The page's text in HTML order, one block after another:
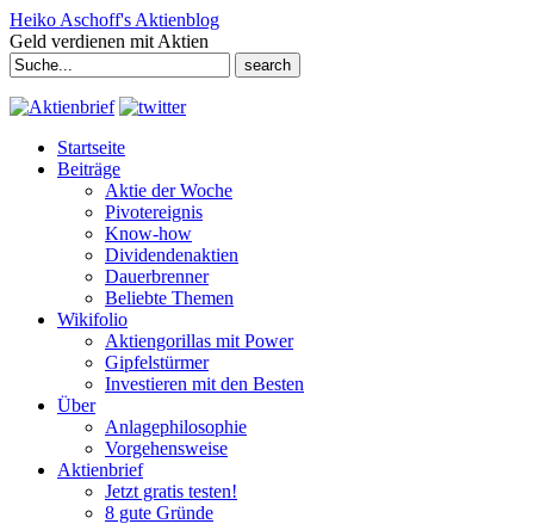
Heiko Aschoff's Aktienblog
Geld verdienen mit Aktien
Search
for:
Startseite
Beiträge
Aktie der Woche
Pivotereignis
Know-how
Dividendenaktien
Dauerbrenner
Beliebte Themen
Wikifolio
Aktiengorillas mit Power
Gipfelstürmer
Investieren mit den Besten
Über
Anlagephilosophie
Vorgehensweise
Aktienbrief
Jetzt gratis testen!
8 gute Gründe